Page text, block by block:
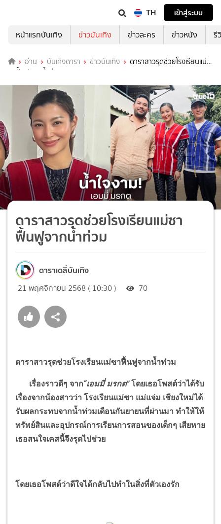
TH
เข้าสู่ระบบ
หน้าแรกบันเทิง
ข่าวบันเทิง ข่าวละคร ข่าวหนัง รี
อ่าน บันเทิงดารา ข่าวบันเทิง
ดาราสาวรุดช่วยโรงเรียนแม่
ซาฟื้นฟูจากน้ำท่วม
ดาราสาวรุดช่วยโรงเรียนแม่ซา
ฟื้นฟูจากน้ำท่วม
ดาราเดลี่บันเทิง
21 พฤศจิกายน 2568 ( 10:30 ) 70
ดาราสาวรุดช่วยโรงเรียนแม่ซาฟื้นฟูจากน้ำท่วม
เรื่องราวดีๆ จาก“เอมมี่ มรกต” โดยเธอโพสต์ว่าได้รับ
เรื่องจากน้องสาวว่า โรงเรียนแม่ซา แม่แจ่ม เชียงใหม่ได้
รับผลกระทบจากน้ำท่วมเดือนกันยายนที่ผ่านมา ทำให้ให้
ทรัพย์สินและอุปกรณ์การเรียนการสอนของเด็กๆ เสียหาย
เธอสนใจเคสนี้จึงรุดไปช่วย
โดยเธอโพสต์ว่าดีใจได้กลับไปทำในสิ่งที่ตัวเองรัก